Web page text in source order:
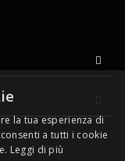
la tua esperienza di
a tutti i cookie
Leggi di più